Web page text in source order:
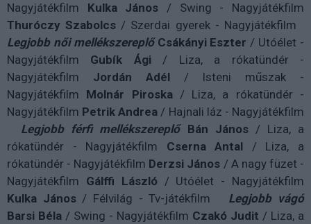
Nagyjátékfilm Kulka János / Swing - Nagyjátékfilm
Thuróczy Szabolcs / Szerdai gyerek - Nagyjátékfilm
Legjobb női mellékszereplő Csákányi Eszter / Utóélet -
Nagyjátékfilm Gubík Ági/ Liza, a rókatündér -
Nagyjátékfilm Jordán Adél/ Isteni műszak -
Nagyjátékfilm Molnár Piroska/ Liza, a rókatündér -
Nagyjátékfilm Petrik Andrea / Hajnali láz - Nagyjátékfilm
Legjobb férfi mellékszereplő Bán János/ Liza, a
rókatündér - Nagyjátékfilm Cserna Antal / Liza, a
rókatündér - Nagyjátékfilm Derzsi János / A nagy füzet -
Nagyjátékfilm Gálffi László/ Utóélet - Nagyjátékfilm
Kulka János/ Félvilág - Tv-játékfilm Legjobb vágó
Barsi Béla / Swing - Nagyjátékfilm Czakó Judit / Liza, a